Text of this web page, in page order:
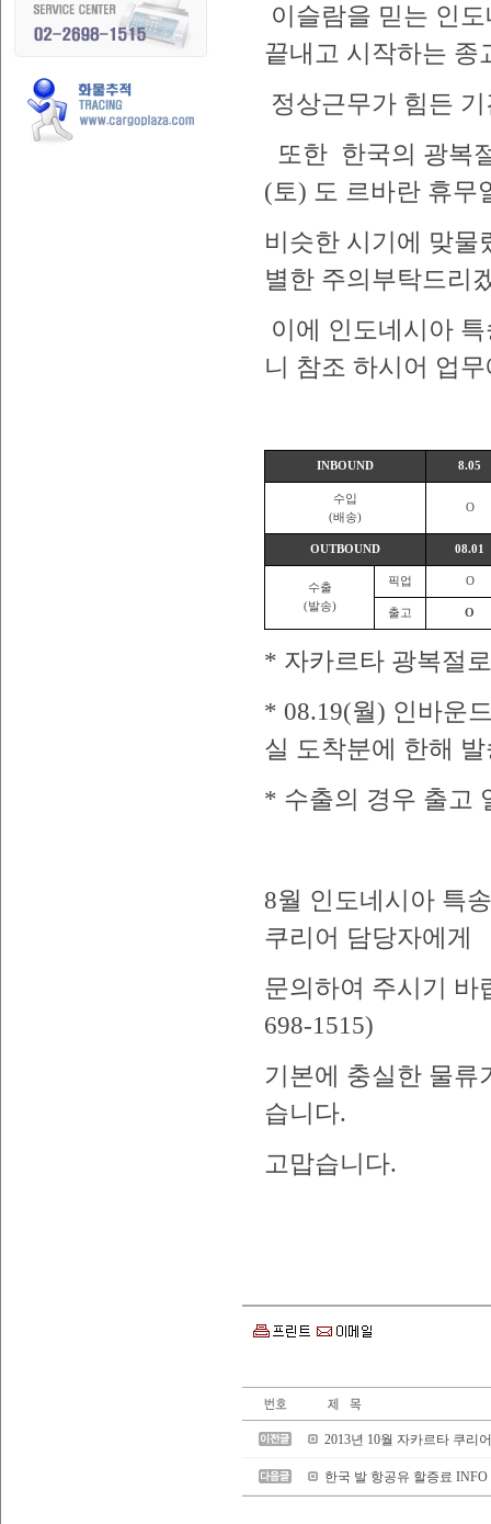
이슬람을 믿는 인
끝내고 시작하는 종
정상근무가 힘든
또한 한국의 광복
(토) 도 르바란 휴무
비슷한 시기에 맞물
별한 주의부탁드리
이에 인도네시아
니 참조 하시어 업
INBOUND 8.05
수입
(배송)
O
OUTBOUND 08.01
수출
(발송)
픽업 O
출고 O
* 자카르타 광복절
* 08.19(월) 인바운
실 도착분에 한해
* 수출의 경우 출
8월 인도네시아 특
쿠리어 담당자에게
문의하여 주시기 바
698-1515)
기본에 충실한 물류
습니다.
고맙습니다.
2013년 10월 자카르타 쿠리
한국 발 항공유 할증료 INFO